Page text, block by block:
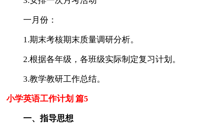
一月份：
1.期末考核期末质量调研分析。
2.根据各年级，各班级实际制定复习计划。
3.教学教研工作总结。
小学英语工作计划 篇5
一、指导思想